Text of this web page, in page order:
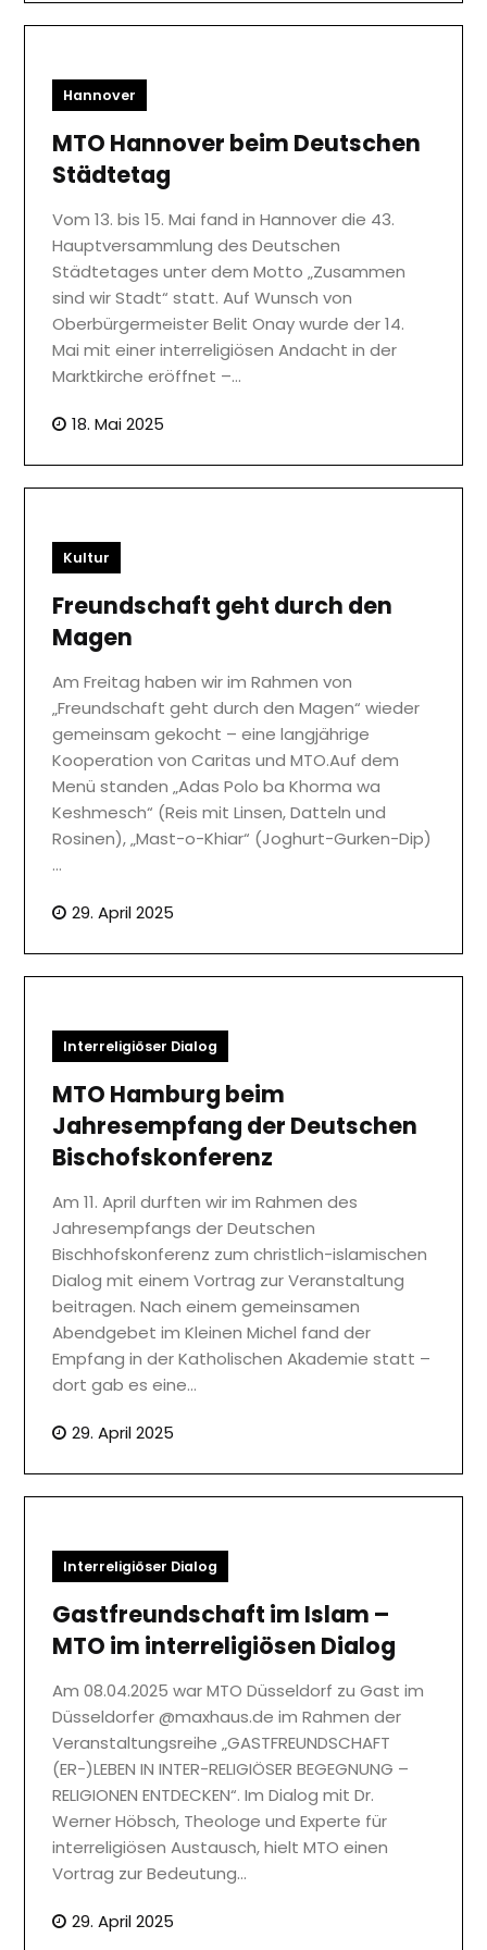
Hannover
MTO Hannover beim Deutschen
Städtetag
Vom 13. bis 15. Mai fand in Hannover die 43.
Hauptversammlung des Deutschen
Städtetages unter dem Motto „Zusammen
sind wir Stadt“ statt. Auf Wunsch von
Oberbürgermeister Belit Onay wurde der 14.
Mai mit einer interreligiösen Andacht in der
Marktkirche eröffnet –…
18. Mai 2025
Kultur
Freundschaft geht durch den
Magen
Am Freitag haben wir im Rahmen von
„Freundschaft geht durch den Magen“ wieder
gemeinsam gekocht – eine langjährige
Kooperation von Caritas und MTO.Auf dem
Menü standen „Adas Polo ba Khorma wa
Keshmesch“ (Reis mit Linsen, Datteln und
Rosinen), „Mast-o-Khiar“ (Joghurt-Gurken-Dip)
…
29. April 2025
Interreligiöser Dialog
MTO Hamburg beim
Jahresempfang der Deutschen
Bischofskonferenz
Am 11. April durften wir im Rahmen des
Jahresempfangs der Deutschen
Bischhofskonferenz zum christlich-islamischen
Dialog mit einem Vortrag zur Veranstaltung
beitragen. Nach einem gemeinsamen
Abendgebet im Kleinen Michel fand der
Empfang in der Katholischen Akademie statt –
dort gab es eine…
29. April 2025
Interreligiöser Dialog
Gastfreundschaft im Islam –
MTO im interreligiösen Dialog
Am 08.04.2025 war MTO Düsseldorf zu Gast im
Düsseldorfer @maxhaus.de im Rahmen der
Veranstaltungsreihe „GASTFREUNDSCHAFT
(ER-)LEBEN IN INTER-RELIGIÖSER BEGEGNUNG –
RELIGIONEN ENTDECKEN“. Im Dialog mit Dr.
Werner Höbsch, Theologe und Experte für
interreligiösen Austausch, hielt MTO einen
Vortrag zur Bedeutung…
29. April 2025